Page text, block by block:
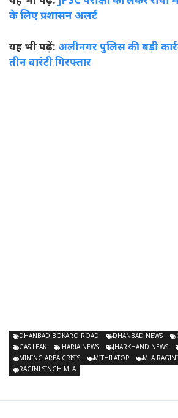
के लिए प्रशासन अलर्ट
यह भी पढ़ें: अलीनगर पुलिस की बड़ी
तीन वारंटी गिरफ्तार
DHANBAD BOKARO ROAD DHANBAD NEWS
GAS LEAK
JHARIA NEWS JHARKHAND NEWS
MINING AREA CRISIS
MITHILATOP MLA
RAGINI SINGH MLA